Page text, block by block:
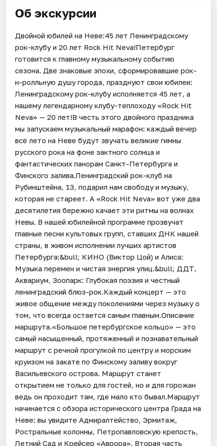
Об экскурсии
Двойной юбилей на Неве:45 лет Ленинградскому
рок-клубу и 20 лет Rock Hit Neva!Петербург
готовится к главному музыкальному событию
сезона. Две знаковые эпохи, сформировавшие рок-
н-ролльную душу города, празднуют свои юбилеи:
Ленинградскому рок-клубу исполняется 45 лет, а
нашему легендарному клубу-теплоходу «Rock Hit
Neva» — 20 лет!В честь этого двойного праздника
мы запускаем музыкальный марафон: каждый вечер
всё лето на Неве будут звучать великие гимны
русского рока на фоне зактного солнца и
фантастических панорам Санкт-Петербурга и
Финского залива.Ленинградский рок-клуб на
Рубинштейна, 13, подарил нам свободу и музыку,
которая не стареет. А «Rock Hit Neva» вот уже два
десятилетия бережно качает эти ритмы на волнах
Невы. В нашей юбилейной программе прозвучат
главные песни культовых групп, ставших ДНК нашей
страны, в живом исполнении лучших артистов
Петербурга:&bull; КИНО (Виктор Цой) и Алиса:
Музыка перемен и чистая энергия улиц.&bull; ДДТ,
Аквариум, Зоопарк: Глубокая поэзия и честный
ленинградский блюз-рок.Каждый концерт — это
живое общение между поколениями через музыку о
том, что всегда остается самым главным.Описание
маршрута.«Большое петербургское кольцо» — это
самый насыщенный, протяженный и познавательный
маршрут с речной прогулкой по центру и морским
круизом на закате по Финскому заливу вокруг
Васильевского острова. Маршрут станет
открытием не только для гостей, но и для горожан
ведь он проходит там, где мало кто бывал.Маршрут
начинается с обзора исторического центра Града на
Неве: вы увидите Адмиралтейство, Эрмитаж,
Ростральные колонны, Петропавловскую крепость,
Летний Сад и Крейсер «Аврора». Вторая часть